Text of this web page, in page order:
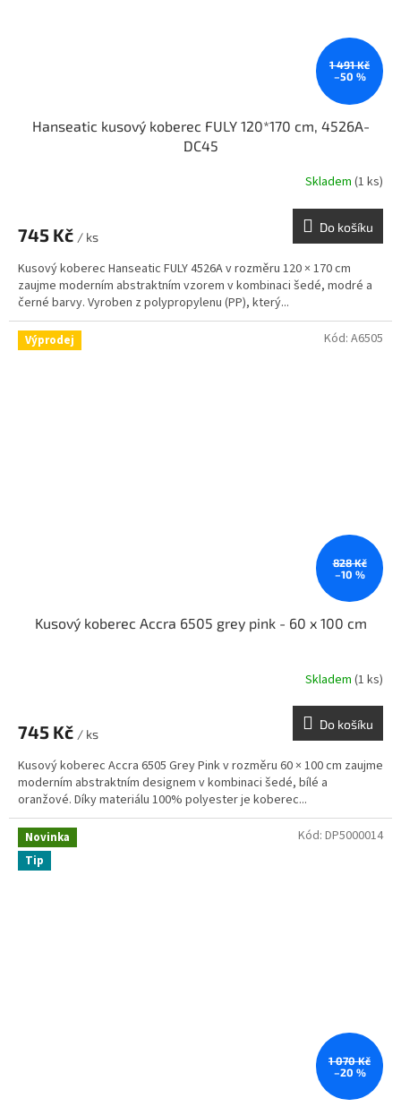
1 491 Kč
–50 %
Hanseatic kusový koberec FULY 120*170 cm, 4526A-
DC45
Skladem (1 ks)
745 Kč / ks
Do košíku
Kusový koberec Hanseatic FULY 4526A v rozměru 120 × 170 cm
zaujme moderním abstraktním vzorem v kombinaci šedé, modré a
černé barvy. Vyroben z polypropylenu (PP), který...
Výprodej
828 Kč
–10 %
Kusový koberec Accra 6505 grey pink - 60 x 100 cm
Skladem (1 ks)
745 Kč / ks
Do košíku
Kusový koberec Accra 6505 Grey Pink v rozměru 60 × 100 cm zaujme
moderním abstraktním designem v kombinaci šedé, bílé a
oranžové. Díky materiálu 100% polyester je koberec...
Kód: A6505
Novinka
Tip
1 070 Kč
–20 %
Kód: DP5000014